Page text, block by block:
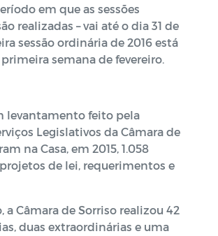
em que as sessões
realizadas – vai até o dia 31 de
sessão ordinária de 2016 está
semana de fevereiro.
levantamento feito pela
Legislativos da Câmara de
na Casa, em 2015, 1.058
de lei, requerimentos e
a Câmara de Sorriso realizou 42
duas extraordinárias e uma